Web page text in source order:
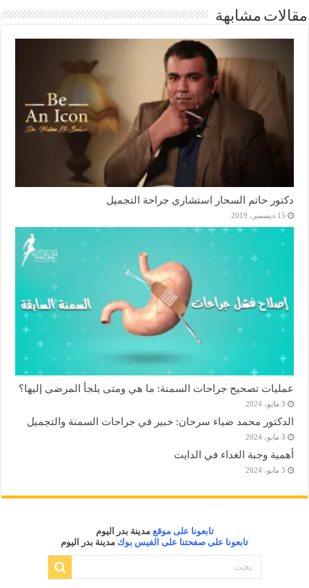
مقالات مشابهة
دكتور حاتم السحار استشاري جراحة التجميل
15 ديسمبر، 2019
عمليات تصحيح جراحات السمنة: ما هي ومتى يلجأ المرضى إليها؟
3 مايو، 2024
الدكتور محمد ضياء سرحان: خبير في جراحات السمنة والتجميل
3 مايو، 2024
أهمية وجبة الغداء في الدايت
3 مايو، 2024
تابعونا على موقع مدينة بدر اليوم
تابعونا على صفحتنا على الفيس بوك مدينة بدر اليوم